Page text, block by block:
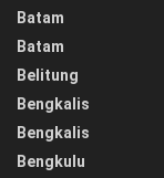
Batam
Batam
Belitung
Bengkalis
Bengkalis
Bengkulu